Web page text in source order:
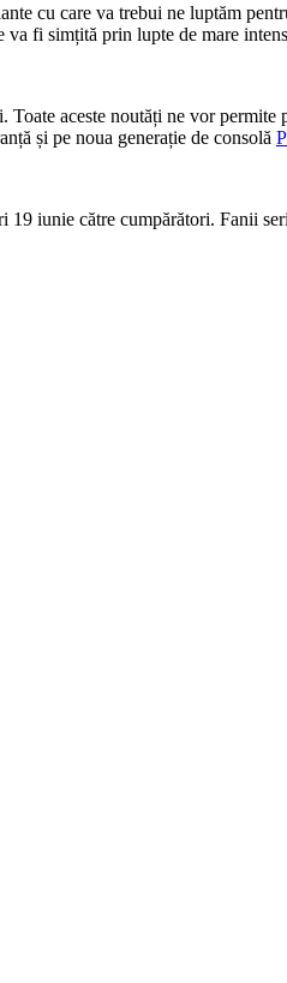
cu care va trebui ne luptăm
fi simțită prin lupte de mare
Toate aceste noutăți ne vor
și pe noua generație de consolă
iunie către cumpărători. Fanii